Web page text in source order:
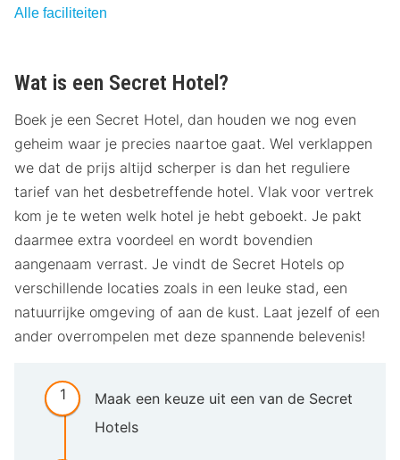
Alle faciliteiten
Wat is een Secret Hotel?
Boek je een Secret Hotel, dan houden we nog even
geheim waar je precies naartoe gaat. Wel verklappen
we dat de prijs altijd scherper is dan het reguliere
tarief van het desbetreffende hotel. Vlak voor vertrek
kom je te weten welk hotel je hebt geboekt. Je pakt
daarmee extra voordeel en wordt bovendien
aangenaam verrast. Je vindt de Secret Hotels op
verschillende locaties zoals in een leuke stad, een
natuurrijke omgeving of aan de kust. Laat jezelf of een
ander overrompelen met deze spannende belevenis!
Maak een keuze uit een van de Secret
Hotels